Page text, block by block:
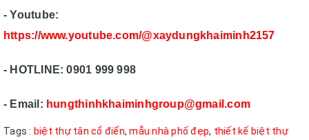
- Youtube:
https://www.youtube.com/@xaydungkhaiminh2157
- HOTLINE: 0901 999 998
- Email: hungthinhkhaiminhgroup@gmail.com
Tags : biệt thự tân cổ điển,mẫu nhà phố đẹp, thiết kế biệt thự